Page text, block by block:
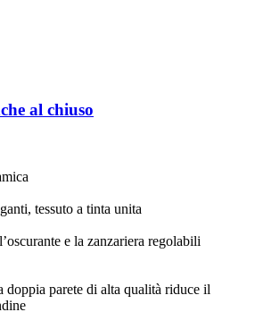
al chiuso
tessuto a tinta unita
e la zanzariera regolabili
parete di alta qualità riduce il